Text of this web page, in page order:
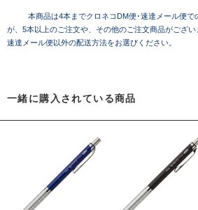
本商品は4本までクロネコDM便･速達メール便
が、5本以上のご注文や、その他のご注文商品がござい
速達メール便以外の配送方法をお選びください。
一緒に購入されている商品